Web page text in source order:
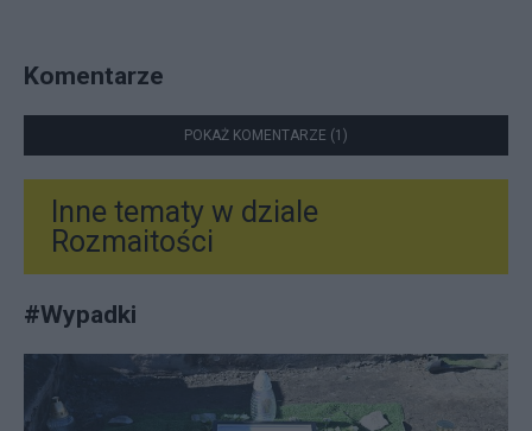
Komentarze
POKAŻ KOMENTARZE (1)
Inne tematy w dziale
Rozmaitości
#Wypadki